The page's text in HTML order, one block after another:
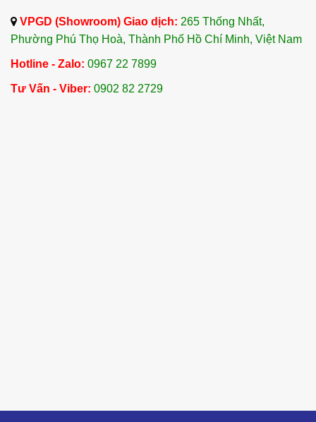
VPGD (Showroom) Giao dịch: 265 Thống Nhất,
Phường Phú Thọ Hoà, Thành Phố Hồ Chí Minh, Việt Nam
Hotline - Zalo: 0967 22 7899
Tư Vấn - Viber: 0902 82 2729